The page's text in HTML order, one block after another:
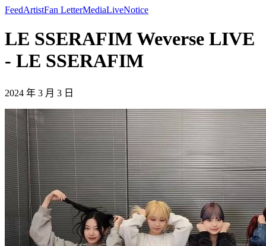
FeedArtistFan LetterMediaLiveNotice
LE SSERAFIM Weverse LIVE
- LE SSERAFIM
2024 年 3 月 3 日